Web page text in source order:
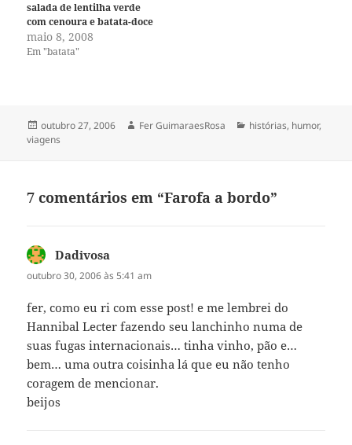
salada de lentilha verde
com cenoura e batata-doce
maio 8, 2008
Em "batata"
Publicado
em
outubro 27, 2006 Autor
Fer GuimaraesRosa Categorias
histórias, humor,
viagens
7 comentários em “Farofa a bordo”
Dadivosa
outubro 30, 2006 às 5:41 am
fer, como eu ri com esse post! e me lembrei do
Hannibal Lecter fazendo seu lanchinho numa de
suas fugas internacionais… tinha vinho, pão e…
bem… uma outra coisinha lá que eu não tenho
coragem de mencionar.
beijos